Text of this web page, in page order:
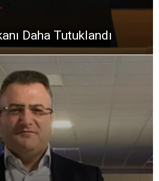
Daha Tutuklandı